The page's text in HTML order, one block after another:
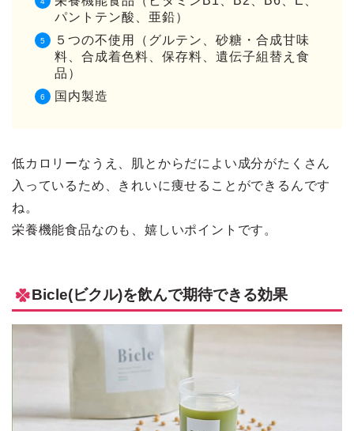
パントテン酸、亜鉛）
５つの不使用（グルテン、砂糖・合成甘味
料、合成着色料、保存料、遺伝子組替え食
品）
国内製造
低カロリーなうえ、肌とからだによい成分がたくさん
入っているため、きれいに痩せることができるんです
ね。
栄養機能食品なのも、嬉しいポイントです。
Bicle(ビクル)を飲んで期待できる効果